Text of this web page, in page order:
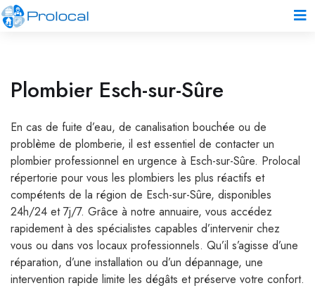
Plombier Esch-sur-Sûre
En cas de fuite d’eau, de canalisation bouchée ou de
problème de plomberie, il est essentiel de contacter un
plombier professionnel en urgence à Esch-sur-Sûre. Prolocal
répertorie pour vous les plombiers les plus réactifs et
compétents de la région de Esch-sur-Sûre, disponibles
24h/24 et 7j/7. Grâce à notre annuaire, vous accédez
rapidement à des spécialistes capables d’intervenir chez
vous ou dans vos locaux professionnels. Qu’il s’agisse d’une
réparation, d’une installation ou d’un dépannage, une
intervention rapide limite les dégâts et préserve votre confort.